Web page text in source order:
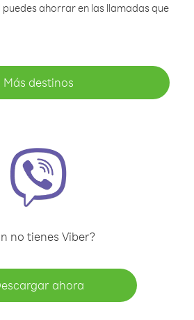
ahorrar en las llamadas que
Más destinos
no tienes Viber?
ahora